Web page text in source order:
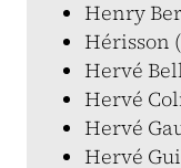
Henry
Hérisson
Hervé
Hervé
Hervé
Hervé